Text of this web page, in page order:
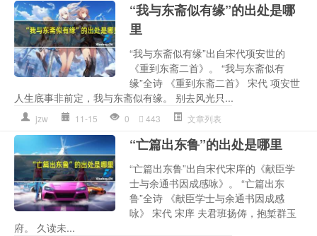
“我与东斋似有缘”的出处是哪
里
“我与东斋似有缘”出自宋代项安世的
《重到东斋二首》。 “我与东斋似有
缘”全诗 《重到东斋二首》 宋代 项安世
人生底事非前定，我与东斋似有缘。 别去风光只...
jzw 11-15 0 443 文章列表
“亡篇出东鲁”的出处是哪里
“亡篇出东鲁”出自宋代宋庠的《献臣学
士与余通书因成感咏》。 “亡篇出东
鲁”全诗 《献臣学士与余通书因成感
咏》 宋代 宋庠 夫君班扬俦，抱椠群玉
府。 久读未...